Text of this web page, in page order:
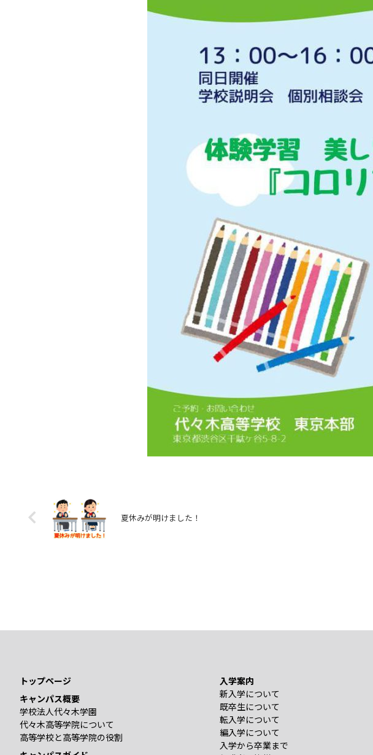
夏休みが明けました！
トップページ
キャンパス概要
学校法人代々木学園
代々木高等学院について
高等学校と高等学院の役割
入学案内
新入学について
既卒生について
転入学について
編入学について
入学から卒業まで